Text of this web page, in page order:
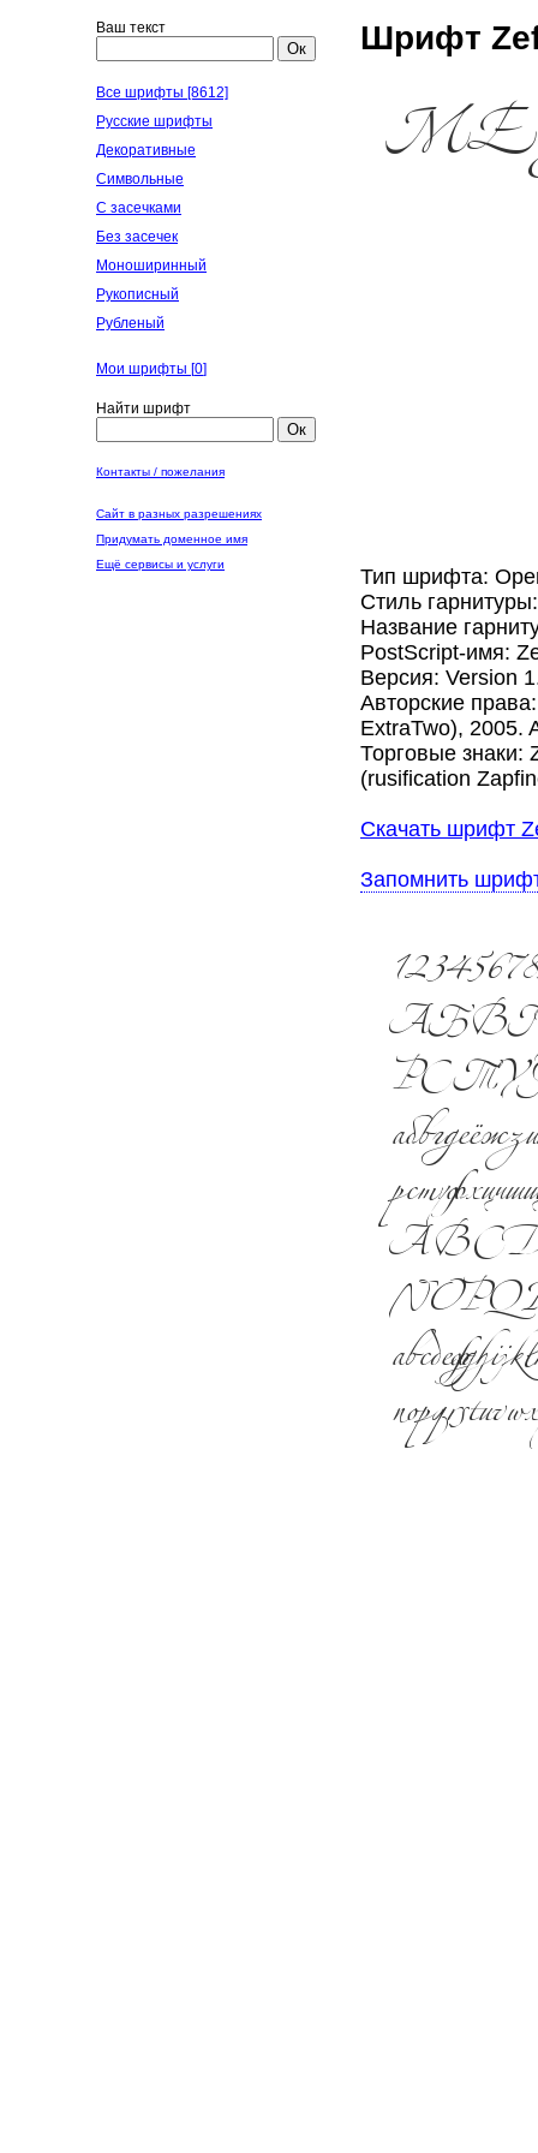
Ваш текст
Ок
Все шрифты [8612]
Русские шрифты
Декоративные
Символьные
С засечками
Без засечек
Моноширинный
Рукописный
Рубленый
Мои шрифты [0]
Найти шрифт
Ок
Контакты / пожелания
Сайт в разных разрешениях
Придумать доменное имя
Ещё сервисы и услуги
Шрифт
Тип шрифта:
Стиль
Название
PostScript-имя:
Версия: Version
Авторские
ExtraTwo), 2005.
Торговые знаки:
(rusification
Скачать шрифт
Запомнить